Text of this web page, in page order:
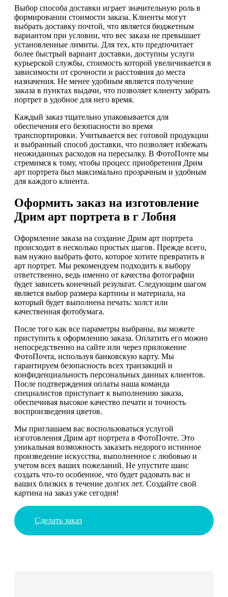
Выбор способа доставки играет значительную роль в
формировании стоимости заказа. Клиенты могут
выбрать доставку почтой, что является бюджетным
вариантом при условии, что вес заказа не превышает
установленные лимиты. Для тех, кто предпочитает
более быстрый вариант доставки, доступны услуги
курьерской службы, стоимость которой увеличивается в
зависимости от срочности и расстояния до места
назначения. Не менее удобным является получение
заказа в пунктах выдачи, что позволяет клиенту забрать
портрет в удобное для него время.
Каждый заказ тщательно упаковывается для
обеспечения его безопасности во время
транспортировки. Учитывается вес готовой продукции
и выбранный способ доставки, что позволяет избежать
неожиданных расходов на пересылку. В ФотоПочте мы
стремимся к тому, чтобы процесс приобретения Дрим
арт портрета был максимально прозрачным и удобным
для каждого клиента.
Оформить заказ на изготовление
Дрим арт портрета в г Лобня
Оформление заказа на создание Дрим арт портрета
происходит в несколько простых шагов. Прежде всего,
вам нужно выбрать фото, которое хотите превратить в
арт портрет. Мы рекомендуем подходить к выбору
ответственно, ведь именно от качества фотографии
будет зависеть конечный результат. Следующим шагом
является выбор размера картины и материала, на
который будет выполнена печать: холст или
качественная фотобумага.
После того как все параметры выбраны, вы можете
приступить к оформлению заказа. Оплатить его можно
непосредственно на сайте или через приложение
ФотоПочта, используя банковскую карту. Мы
гарантируем безопасность всех транзакций и
конфиденциальность персональных данных клиентов.
После подтверждения оплаты наша команда
специалистов приступает к выполнению заказа,
обеспечивая высокое качество печати и точность
воспроизведения цветов.
Мы приглашаем вас воспользоваться услугой
изготовления Дрим арт портрета в ФотоПочте. Это
уникальная возможность заказать недорого истинное
произведение искусства, выполненное с любовью и
учетом всех ваших пожеланий. Не упустите шанс
создать что-то особенное, что будет радовать вас и
ваших близких в течение долгих лет. Создайте свой
картина на заказ уже сегодня!
Сделать заказ